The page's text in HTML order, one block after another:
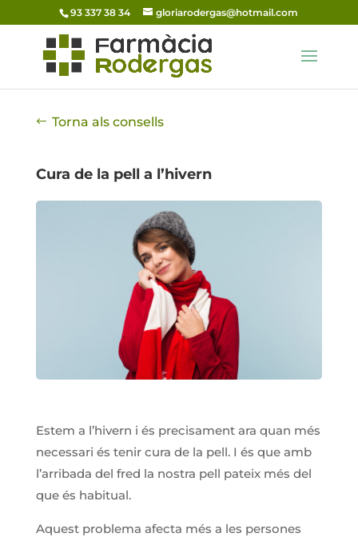
93 337 38 34 gloriarodergas@hotmail.com
Torna als consells
Cura de la pell a l’hivern
Estem a l’hivern i és precisament ara quan més
necessari és tenir cura de la pell. I és que amb
l’arribada del fred la nostra pell pateix més del
que és habitual.
Aquest problema afecta més a les persones